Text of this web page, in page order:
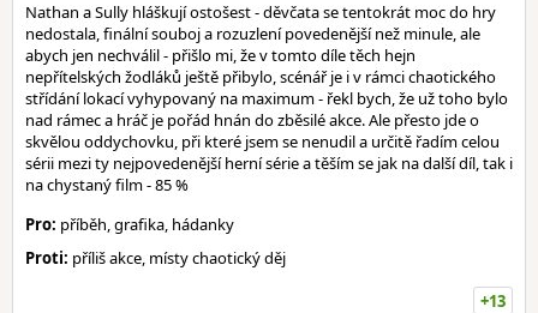
Nathan a Sully hláškují ostošest - děvčata se tentokrát moc do hry
nedostala, finální souboj a rozuzlení povedenější než minule, ale
abych jen nechválil - přišlo mi, že v tomto díle těch hejn
nepřítelských žodláků ještě přibylo, scénář je i v rámci chaotického
střídání lokací vyhypovaný na maximum - řekl bych, že už toho bylo
nad rámec a hráč je pořád hnán do zběsilé akce. Ale přesto jde o
skvělou oddychovku, při které jsem se nenudil a určitě řadím celou
sérii mezi ty nejpovedenější herní série a těším se jak na další díl, tak i
na chystaný film - 85 %
Pro: příběh, grafika, hádanky
Proti: příliš akce, místy chaotický děj
+13